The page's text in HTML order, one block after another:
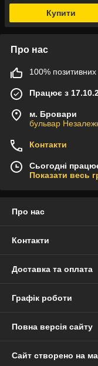
Купити
Про нас
100% позитивних
Працює з
м. Бровари
бульвар
Контакти
Сьогодні
Показати весь
Про нас
Контакти
Доставка та оплата
Графік роботи
Повна версія сайту
Сайт створено на